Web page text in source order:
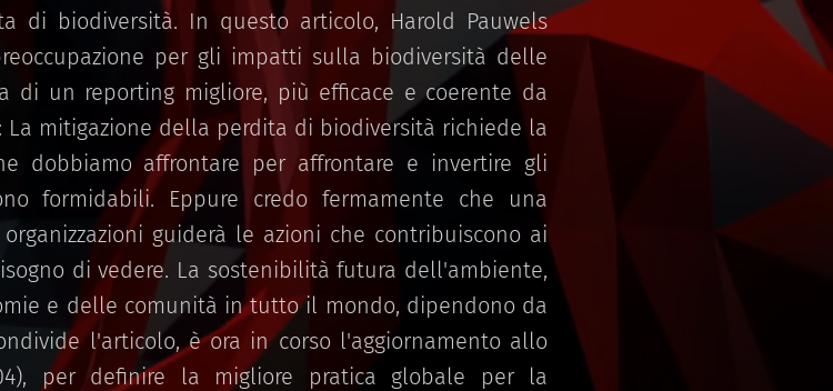
di biodiversità. In questo articolo, Harold Pauwels
per gli impatti sulla biodiversità delle
di un reporting migliore, più efficace e coerente da
mitigazione della perdita di biodiversità richiede la
dobbiamo affrontare per affrontare e invertire gli
formidabili. Eppure credo fermamente che una
guiderà le azioni che contribuiscono ai
di vedere. La sostenibilità futura dell'ambiente,
e delle comunità in tutto il mondo, dipendono da
l'articolo, è ora in corso l'aggiornamento allo
per definire la migliore pratica globale per la